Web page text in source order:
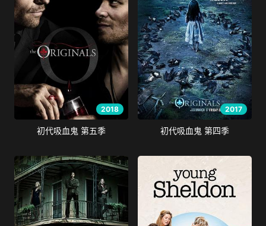
2018
初代吸血鬼 第五季
2017
初代吸血鬼 第四季